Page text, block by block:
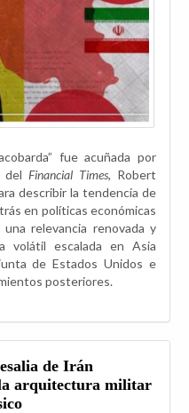
fue acuñada por
del Financial Times, Robert
describir la tendencia de
en políticas económicas
relevancia renovada y
volátil escalada en Asia
de Estados Unidos e
posteriores.
de Irán
arquitectura militar